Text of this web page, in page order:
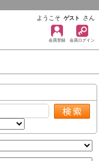
ようこそ ゲスト さん
会員登録 会員ログイン